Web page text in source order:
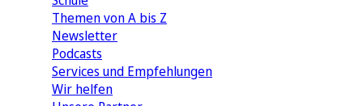
Themen von A bis Z
Newsletter
Podcasts
Services und Empfehlungen
Wir helfen